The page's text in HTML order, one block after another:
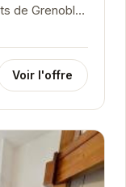
de Grenoble.
Voir l'offre